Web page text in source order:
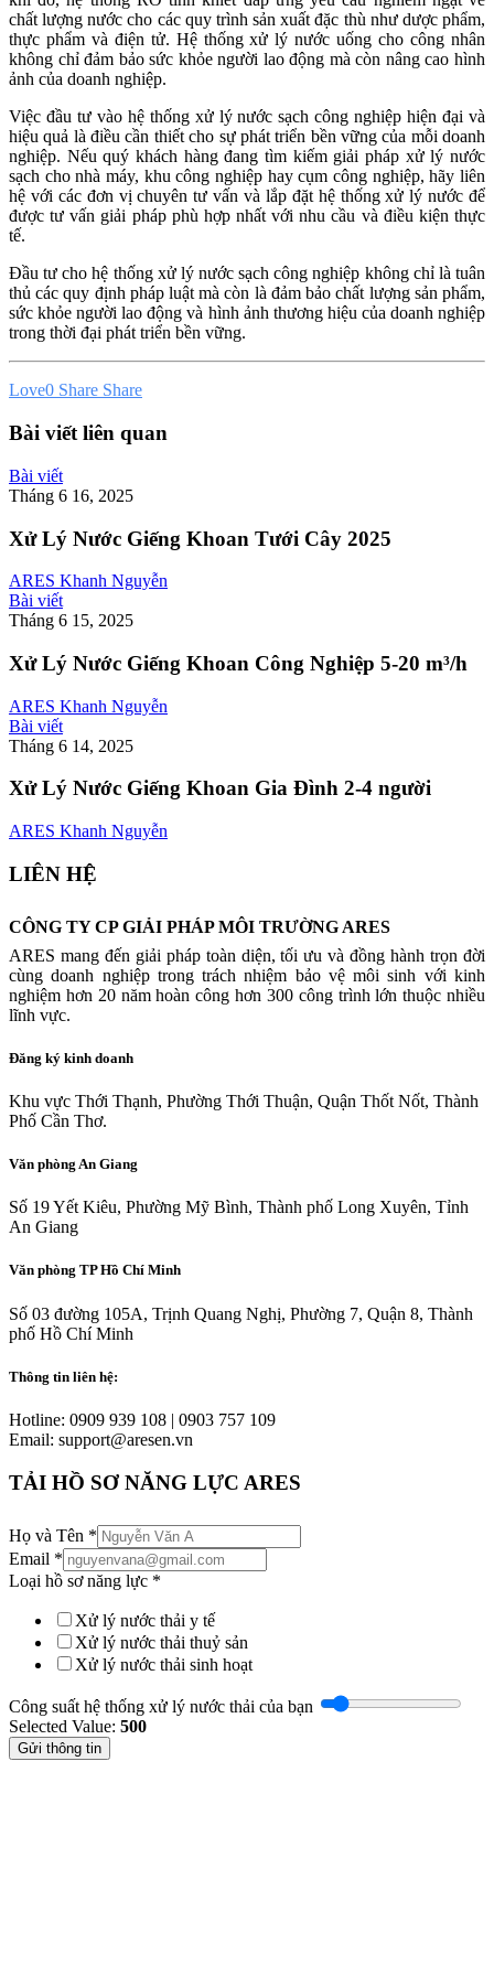
chất lượng nước cho các quy trình sản xuất đặc thù như dược phẩm,
thực phẩm và điện tử. Hệ thống xử lý nước uống cho công nhân
không chỉ đảm bảo sức khỏe người lao động mà còn nâng cao hình
ảnh của doanh nghiệp.
Việc đầu tư vào hệ thống xử lý nước sạch công nghiệp hiện đại và
hiệu quả là điều cần thiết cho sự phát triển bền vững của mỗi doanh
nghiệp. Nếu quý khách hàng đang tìm kiếm giải pháp xử lý nước
sạch cho nhà máy, khu công nghiệp hay cụm công nghiệp, hãy liên
hệ với các đơn vị chuyên tư vấn và lắp đặt hệ thống xử lý nước để
được tư vấn giải pháp phù hợp nhất với nhu cầu và điều kiện thực
tế.
Đầu tư cho hệ thống xử lý nước sạch công nghiệp không chỉ là tuân
thủ các quy định pháp luật mà còn là đảm bảo chất lượng sản phẩm,
sức khỏe người lao động và hình ảnh thương hiệu của doanh nghiệp
trong thời đại phát triển bền vững.
Love0 Share Share
Bài viết liên quan
Bài viết
Tháng 6 16, 2025
Xử Lý Nước Giếng Khoan Tưới Cây 2025
ARES Khanh Nguyễn
Bài viết
Tháng 6 15, 2025
Xử Lý Nước Giếng Khoan Công Nghiệp 5-20 m³/h
ARES Khanh Nguyễn
Bài viết
Tháng 6 14, 2025
Xử Lý Nước Giếng Khoan Gia Đình 2-4 người
ARES Khanh Nguyễn
LIÊN HỆ
CÔNG TY CP GIẢI PHÁP MÔI TRƯỜNG ARES
ARES mang đến giải pháp toàn diện, tối ưu và đồng hành trọn đời
cùng doanh nghiệp trong trách nhiệm bảo vệ môi sinh với kinh
nghiệm hơn 20 năm hoàn công hơn 300 công trình lớn thuộc nhiều
lĩnh vực.
Đăng ký kinh doanh
Khu vực Thới Thạnh, Phường Thới Thuận, Quận Thốt Nốt, Thành
Phố Cần Thơ.
Văn phòng An Giang
Số 19 Yết Kiêu, Phường Mỹ Bình, Thành phố Long Xuyên, Tỉnh
An Giang
Văn phòng TP Hồ Chí Minh
Số 03 đường 105A, Trịnh Quang Nghị, Phường 7, Quận 8, Thành
phố Hồ Chí Minh
Thông tin liên hệ:
Hotline: 0909 939 108 | 0903 757 109
Email: support@aresen.vn
TẢI HỒ SƠ NĂNG LỰC ARES
Họ và Tên *
Email *
Loại hồ sơ năng lực *
Xử lý nước thải y tế
Xử lý nước thải thuỷ sản
Xử lý nước thải sinh hoạt
Công suất hệ thống xử lý nước thải của bạn
Selected Value: 500
Gửi thông tin